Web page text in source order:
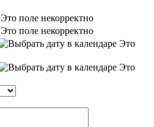
Это поле некорректно
Это поле некорректно
Это
Это